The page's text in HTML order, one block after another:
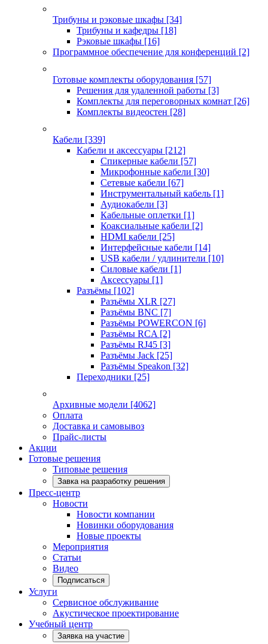
Трибуны и рэковые шкафы [34]
Трибуны и кафедры [18]
Рэковые шкафы [16]
Программное обеспечение для конференций [2]
Готовые комплекты оборудования [57]
Решения для удаленной работы [3]
Комплекты для переговорных комнат [26]
Комплекты видеостен [28]
Кабели [339]
Кабели и аксессуары [212]
Спикерные кабели [57]
Микрофонные кабели [30]
Сетевые кабели [67]
Инструментальный кабель [1]
Аудиокабели [3]
Кабельные оплетки [1]
Коаксиальные кабели [2]
HDMI кабели [25]
Интерфейсные кабели [14]
USB кабели / удлинители [10]
Силовые кабели [1]
Аксессуары [1]
Разъёмы [102]
Разъёмы XLR [27]
Разъёмы BNC [7]
Разъёмы POWERCON [6]
Разъёмы RCA [2]
Разъёмы RJ45 [3]
Разъёмы Jack [25]
Разъёмы Speakon [32]
Переходники [25]
Архивные модели [4062]
Оплата
Доставка и самовывоз
Прайс-листы
Акции
Готовые решения
Типовые решения
Завка на разработку решения
Пресс-центр
Новости
Новости компании
Новинки оборудования
Новые проекты
Мероприятия
Статьи
Видео
Подписаться
Услуги
Сервисное обслуживание
Акустическое проектирование
Учебный центр
Заявка на участие